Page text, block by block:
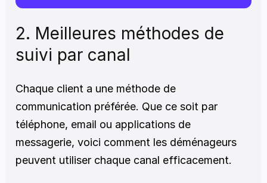
2. Meilleures méthodes de
suivi par canal
Chaque client a une méthode de
communication préférée. Que ce soit par
téléphone, email ou applications de
messagerie, voici comment les déménageurs
peuvent utiliser chaque canal efficacement.